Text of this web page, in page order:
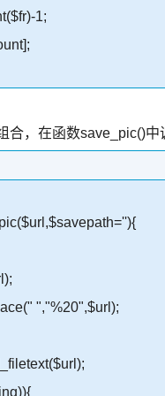
1;
合，在函数save_pic()中
","%20",$url);